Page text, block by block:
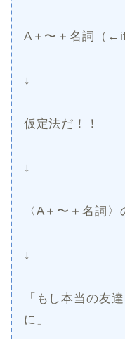
A＋〜＋名詞（←if
↓
仮定法だ！！
↓
〈A＋〜＋名詞
↓
「もし本当の友
に」